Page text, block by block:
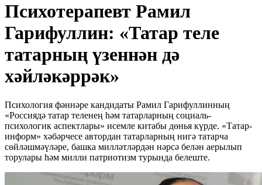
Психотерапевт Рамил
Гарифуллин: «Татар теле
татарның үзеннән дә
хәйләкәррәк»
Психология фәннәре кандидаты Рамил Гарифуллинның
«Россиядә татар теленең һәм татарларның социаль-
психологик аспектлары» исемле китабы дөнья күрде. «Татар-
информ» хәбәрчесе автордан татарларның нигә татарча
сөйләшмәүләре, башка милләтләрдән нәрсә белән аерылып
торулары һәм милли патриотизм турында белеште.